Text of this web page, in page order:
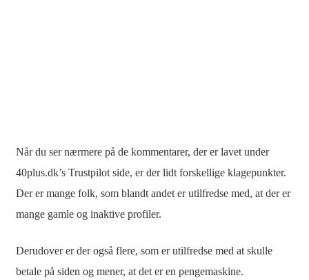
Når du ser nærmere på de kommentarer, der er lavet under
40plus.dk’s Trustpilot side, er der lidt forskellige klagepunkter.
Der er mange folk, som blandt andet er utilfredse med, at der er
mange gamle og inaktive profiler.
Derudover er der også flere, som er utilfredse med at skulle
betale på siden og mener, at det er en pengemaskine.